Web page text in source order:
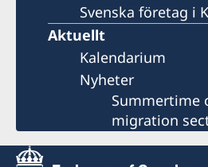
Svenska företag i
Aktuellt
Kalendarium
Nyheter
Summertime
migration